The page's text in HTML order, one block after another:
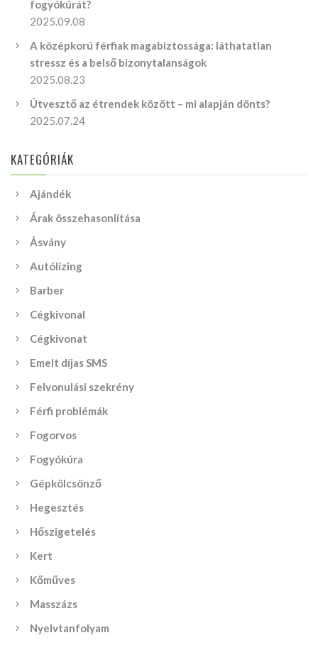
fogyókúrát?
2025.09.08
A középkorú férfiak magabiztossága: láthatatlan
stressz és a belső bizonytalanságok
2025.08.23
Útvesztő az étrendek között – mi alapján dönts?
2025.07.24
KATEGÓRIÁK
Ajándék
Árak összehasonlítása
Ásvány
Autólízing
Barber
Cégkivonal
Cégkivonat
Emelt díjas SMS
Felvonulási szekrény
Férfi problémák
Fogorvos
Fogyókúra
Gépkölcsönző
Hegesztés
Hőszigetelés
Kert
Kőműves
Masszázs
Nyelvtanfolyam